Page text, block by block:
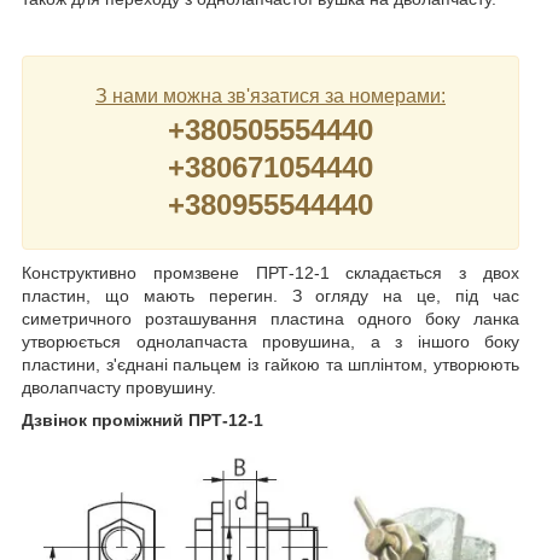
З нами можна зв'язатися за номерами:
+380505554440
+380671054440
+380955544440
Конструктивно промзвене ПРТ-12-1 складається з двох
пластин, що мають перегин. З огляду на це, під час
симетричного розташування пластина одного боку ланка
утворюється однолапчаста провушина, а з іншого боку
пластини, з'єднані пальцем із гайкою та шплінтом, утворюють
дволапчасту провушину.
Дзвінок проміжний ПРТ-12-1